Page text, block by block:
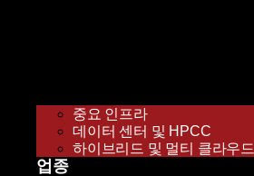
중요 인프라
데이터 센터 및 HPCC
하이브리드 및 멀티 클라우드
업종